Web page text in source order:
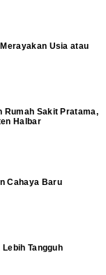
Usia atau
Rumah Sakit Pratama,
Halbar
Cahaya Baru
Tangguh